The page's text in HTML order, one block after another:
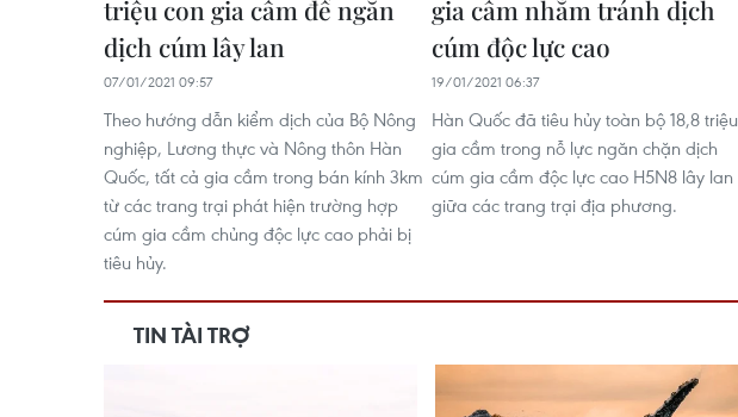
triệu con gia cầm để ngăn
dịch cúm lây lan
07/01/2021 09:57
Theo hướng dẫn kiểm dịch của Bộ Nông
nghiệp, Lương thực và Nông thôn Hàn
Quốc, tất cả gia cầm trong bán kính 3km
từ các trang trại phát hiện trường hợp
cúm gia cầm chủng độc lực cao phải bị
tiêu hủy.
gia cầm nhằm tránh dịch
cúm độc lực cao
19/01/2021 06:37
Hàn Quốc đã tiêu hủy toàn bộ 18,8 triệu
gia cầm trong nỗ lực ngăn chặn dịch
cúm gia cầm độc lực cao H5N8 lây lan
giữa các trang trại địa phương.